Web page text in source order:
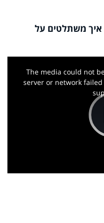
איך משתלטים על
This
The media could not
server or network